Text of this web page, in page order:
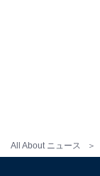
All About ニュース